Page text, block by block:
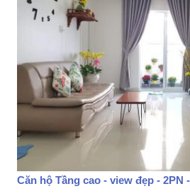
Căn hộ Tầng cao - view đẹp - 2PN